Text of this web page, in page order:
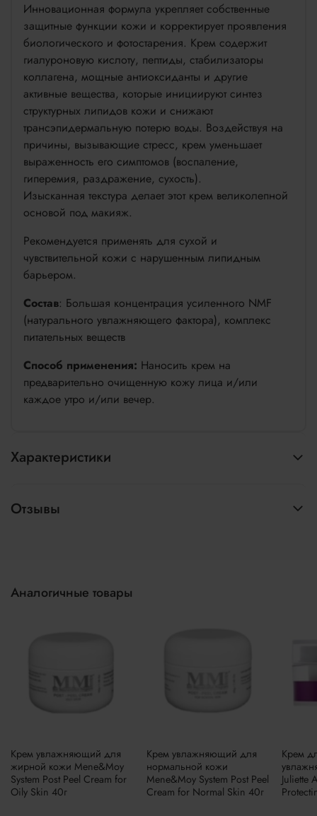
Инновационная формула укрепляет собственные
защитные функции кожи и корректирует проявления
биологического и фотостарения. Крем содержит
гиалуроновую кислоту, пептиды, стабилизаторы
коллагена, мощные антиоксиданты и другие
активные вещества, которые инициируют синтез
структурных липидов кожи и снижают
трансэпидермальную потерю воды. Воздействуя на
причины, вызывающие стресс, крем уменьшает
выраженность его симптомов (воспаление,
гиперемия, раздражение, сухость).
Изысканная текстура делает этот крем великолепной
основой под макияж.
Рекомендуется применять для сухой и
чувствительной кожи с нарушенным липидным
барьером.
Состав: Большая концентрация усиленного NMF
(натурального увлажняющего фактора), комплекс
питательных веществ
Способ применения: Наносить крем на
предварительно очищенную кожу лица и/или
каждое утро и/или вечер.
Характеристики
Отзывы
Аналогичные товары
Крем увлажняющий для
жирной кожи Mene&Moy
System Post Peel Cream for
Oily Skin 40г
Крем увлажняющий для
нормальной кожи
Mene&Moy System Post Peel
Cream for Normal Skin 40г
Крем
Juliette